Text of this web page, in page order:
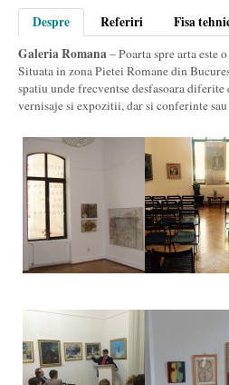
Despre Referiri
Fisa
Galeria Romana– Poarta spre arta este
Situata in zona Pietei Romane din
spatiu unde frecventse desfasoara
vernisaje si expozitii, dar si conferinte